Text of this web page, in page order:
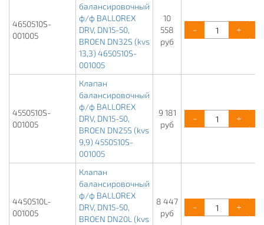
4650510S-
001005
балансировочный
ф/ф BALLOREX
DRV, DN15-50,
BROEN DN32S (kvs
13,3) 4650510S-
001005
10
558
руб
- +
4550510S-
001005
Клапан
балансировочный
ф/ф BALLOREX
DRV, DN15-50,
BROEN DN25S (kvs
9,9) 4550510S-
001005
9 181
руб
- +
4450510L-
001005
Клапан
балансировочный
ф/ф BALLOREX
DRV, DN15-50,
BROEN DN20L (kvs
8 447
руб
- +